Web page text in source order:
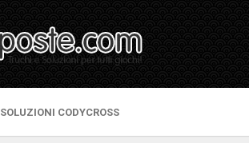
SOLUZIONI CODYCROSS